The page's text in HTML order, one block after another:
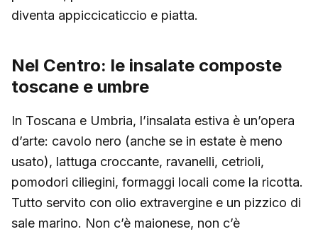
diventa appiccicaticcio e piatta.
Nel Centro: le insalate composte
toscane e umbre
In Toscana e Umbria, l’insalata estiva è un’opera
d’arte: cavolo nero (anche se in estate è meno
usato), lattuga croccante, ravanelli, cetrioli,
pomodori ciliegini, formaggi locali come la ricotta.
Tutto servito con olio extravergine e un pizzico di
sale marino. Non c’è maionese, non c’è